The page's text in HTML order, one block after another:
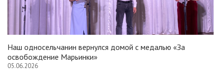
Наш односельчанин вернулся домой с медалью «За
освобождение Марьинки»
05.06.2026